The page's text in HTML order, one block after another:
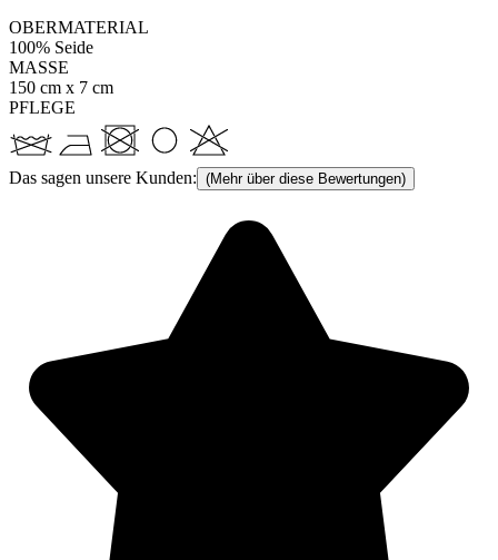
OBERMATERIAL
100% Seide
MASSE
150 cm x 7 cm
PFLEGE
Das sagen unsere Kunden: (Mehr über diese Bewertungen)